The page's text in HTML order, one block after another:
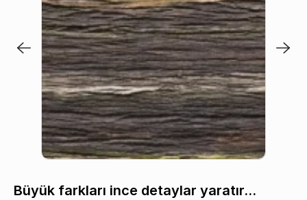
Büyük farkları ince detaylar yaratır…